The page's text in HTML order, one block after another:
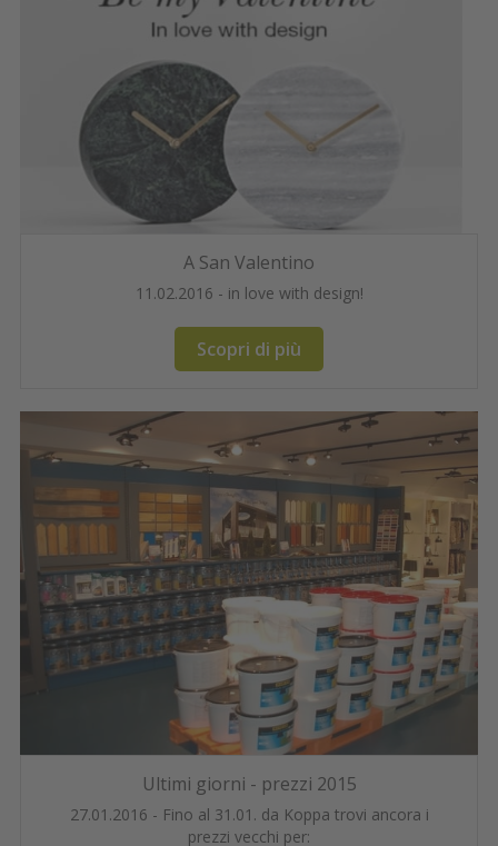
A San Valentino
11.02.2016 - in love with design!
Scopri di più
Ultimi giorni - prezzi 2015
27.01.2016 - Fino al 31.01. da Koppa trovi ancora i
prezzi vecchi per: